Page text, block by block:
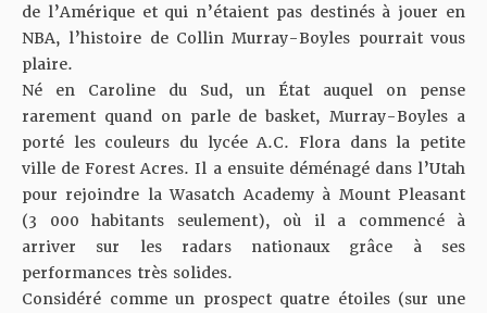
de l’Amérique et qui n’étaient pas destinés à jouer en
NBA, l’histoire de Collin Murray-Boyles pourrait vous
plaire.
Né en Caroline du Sud, un État auquel on pense
rarement quand on parle de basket, Murray-Boyles a
porté les couleurs du lycée A.C. Flora dans la petite
ville de Forest Acres. Il a ensuite déménagé dans l’Utah
pour rejoindre la Wasatch Academy à Mount Pleasant
(3 000 habitants seulement), où il a commencé à
arriver sur les radars nationaux grâce à ses
performances très solides.
Considéré comme un prospect quatre étoiles (sur une